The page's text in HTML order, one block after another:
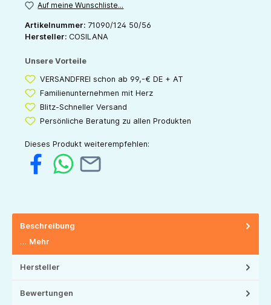
Auf meine Wunschliste...
Artikelnummer: 71090/124 50/56
Hersteller: COSILANA
Unsere Vorteile
VERSANDFREI schon ab 99,-€ DE + AT
Familienunternehmen mit Herz
Blitz-Schneller Versand
Persönliche Beratung zu allen Produkten
Dieses Produkt weiterempfehlen:
Beschreibung
… Mehr
Hersteller
Bewertungen